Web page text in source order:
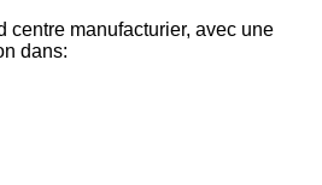
centre manufacturier, avec une
dans: